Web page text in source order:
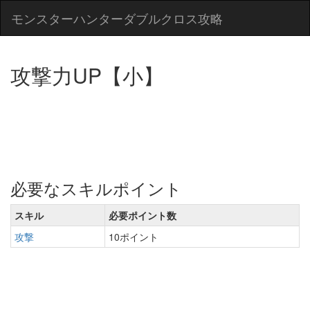
モンスターハンターダブルクロス攻略
攻撃力UP【小】
必要なスキルポイント
スキル
必要ポイント数
攻撃
10ポイント